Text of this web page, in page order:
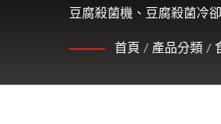
豆腐殺菌機、豆腐殺菌冷
首頁 / 產品分類 /